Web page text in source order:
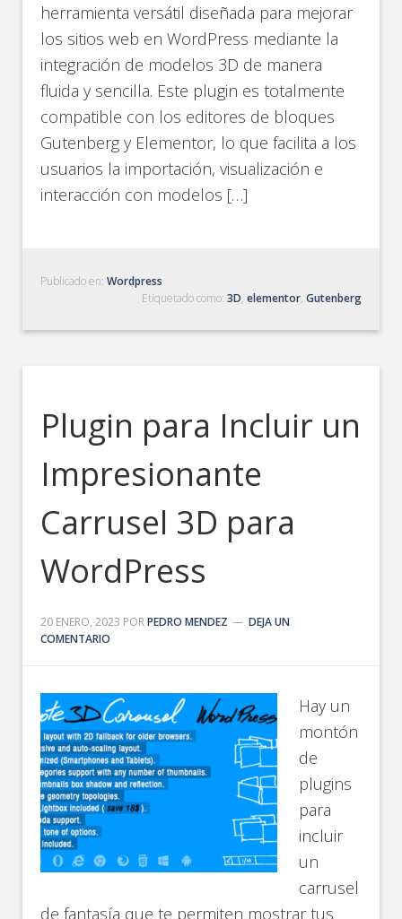
herramienta versátil diseñada para mejorar
los sitios web en WordPress mediante la
integración de modelos 3D de manera
fluida y sencilla. Este plugin es totalmente
compatible con los editores de bloques
Gutenberg y Elementor, lo que facilita a los
usuarios la importación, visualización e
interacción con modelos […]
Publicado en:Wordpress
Etiquetado como: 3D, elementor, Gutenberg
Plugin para Incluir un
Impresionante
Carrusel 3D para
WordPress
20 ENERO, 2023 PORPEDRO MENDEZ
DEJA UN
COMENTARIO
Hay un
montón
de
plugins
para
incluir
un
carrusel
de fantasía que te permiten mostrar tus